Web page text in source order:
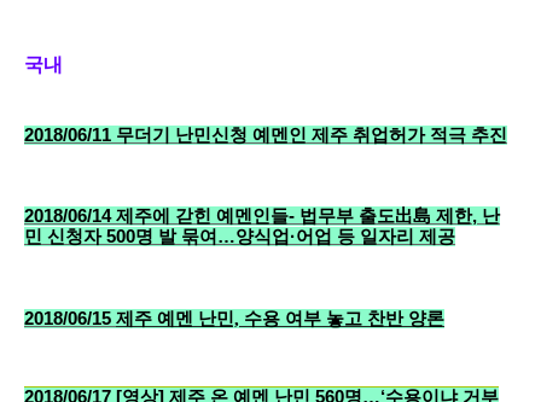
국내
2018/06/11 무더기 난민신청 예멘인 제주 취업허가 적극 추진
2018/06/14 제주에 갇힌 예멘인들- 법무부 출도出島 제한, 난
민 신청자 500명 발 묶여…양식업·어업 등 일자리 제공
2018/06/15 제주 예멘 난민, 수용 여부 놓고 찬반 양론
2018/06/17 [영상] 제주 온 예멘 난민 560명…‘수용이냐 거부